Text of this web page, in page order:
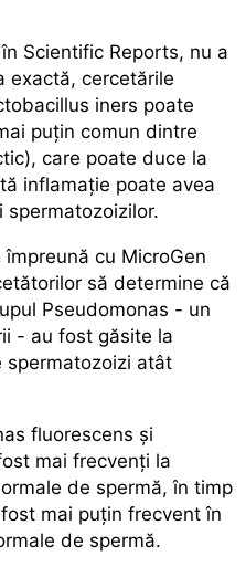
Scientific Reports, nu a
exactă, cercetările
iners poate
puțin comun dintre
care poate duce la
inflamație poate avea
cu MicroGen
să determine că
Pseudomonas - un
- au fost găsite la
spermatozoizi atât
fluorescens și
mai frecvenți la
de spermă, în timp
mai puțin frecvent în
de spermă.